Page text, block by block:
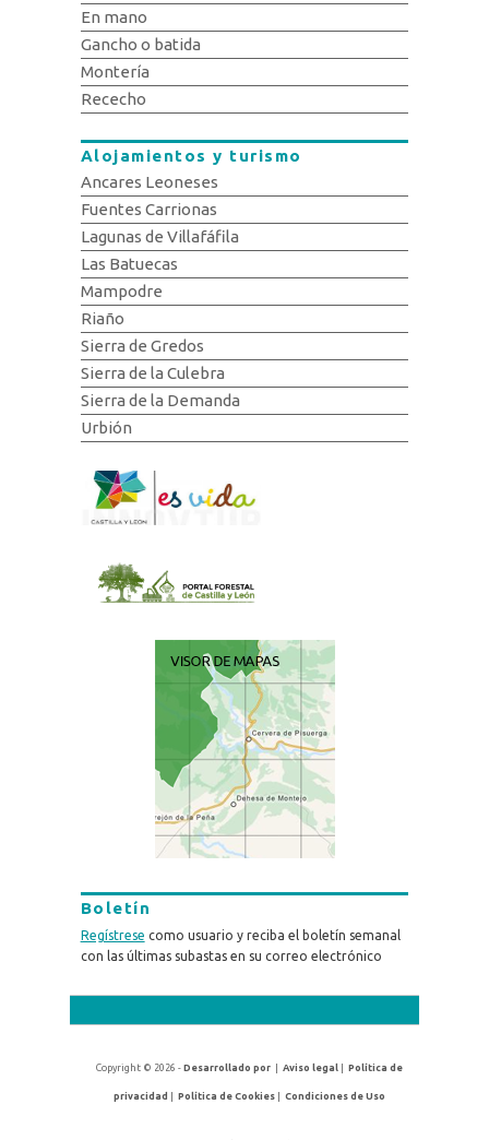
En mano
Gancho o batida
Montería
Rececho
Alojamientos y turismo
Ancares Leoneses
Fuentes Carrionas
Lagunas de Villafáfila
Las Batuecas
Mampodre
Riaño
Sierra de Gredos
Sierra de la Culebra
Sierra de la Demanda
Urbión
Boletín
Regístrese como usuario y reciba el boletín semanal
con las últimas subastas en su correo electrónico
Copyright © 2026 -Desarrollado por |Aviso legal |Política de
privacidad |Política de Cookies |Condiciones de Uso